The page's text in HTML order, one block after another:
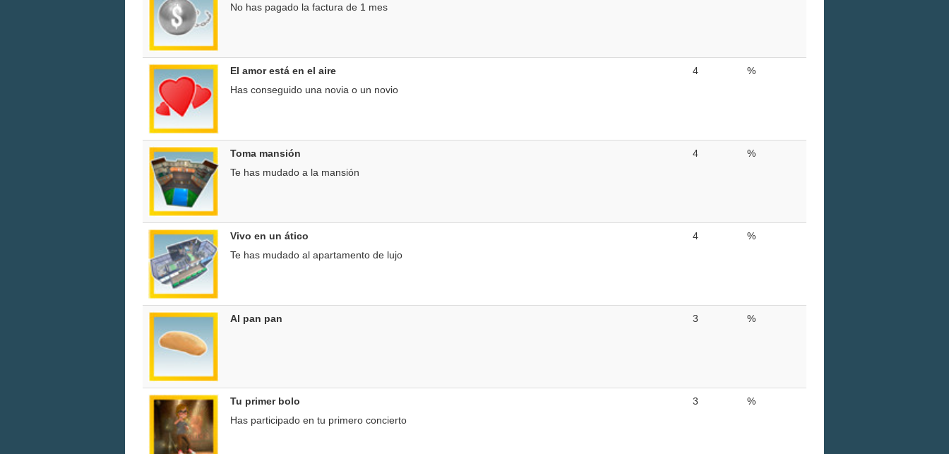
No has pagado la factura de 1 mes
El amor está en el aire
Has conseguido una novia o un novio
4 %
Toma mansión
Te has mudado a la mansión
4 %
Vivo en un ático
Te has mudado al apartamento de lujo
4 %
Al pan pan 3 %
Tu primer bolo
Has participado en tu primero concierto
3 %